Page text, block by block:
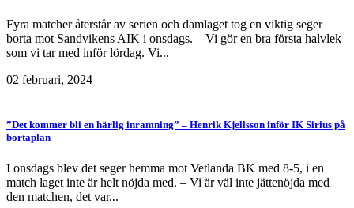
Fyra matcher återstår av serien och damlaget tog en viktig seger
borta mot Sandvikens AIK i onsdags. – Vi gör en bra första halvlek
som vi tar med inför lördag. Vi...
02 februari, 2024
”Det kommer bli en härlig inramning” – Henrik Kjellsson inför IK Sirius på
bortaplan
I onsdags blev det seger hemma mot Vetlanda BK med 8-5, i en
match laget inte är helt nöjda med. – Vi är väl inte jättenöjda med
den matchen, det var...